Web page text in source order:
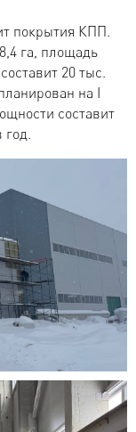
покрытия КПП.
га, площадь
20 тыс.
на I
составит